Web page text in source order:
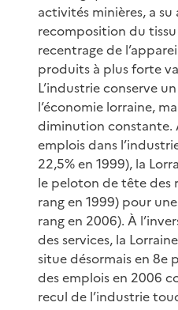
activités minières, a
recomposition du
recentrage de
produits à plus forte
L’industrie conserve
l’économie lorraine,
diminution constante.
emplois dans
22,5% en 1999), la
le peloton de tête des
rang en 1999) pour
rang en 2006). À
des services, la
situe désormais en 8e
des emplois en 2006
recul de l’industrie